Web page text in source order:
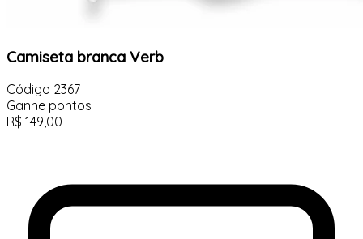
Camiseta branca Verb
Código 2367
Ganhe pontos
R$ 149,00